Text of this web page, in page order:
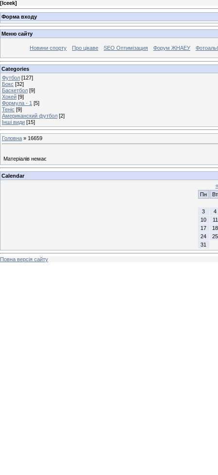
[Iceek]
Форма входу
Меню сайту
Новини спорту Про цікаве SEO Оптимізация Форум ЖНАЕУ
Categories
Футбол [127]
Бокс [32]
Баскетбол [9]
Хокей [9]
Формула - 1 [5]
Теніс [9]
Американский футбол [2]
Інші види [15]
Головна » 16659
Матеріалів немає
Calendar
«
Пн
Вт
3
4
10
11
17
18
24
25
31
Повна версія сайту